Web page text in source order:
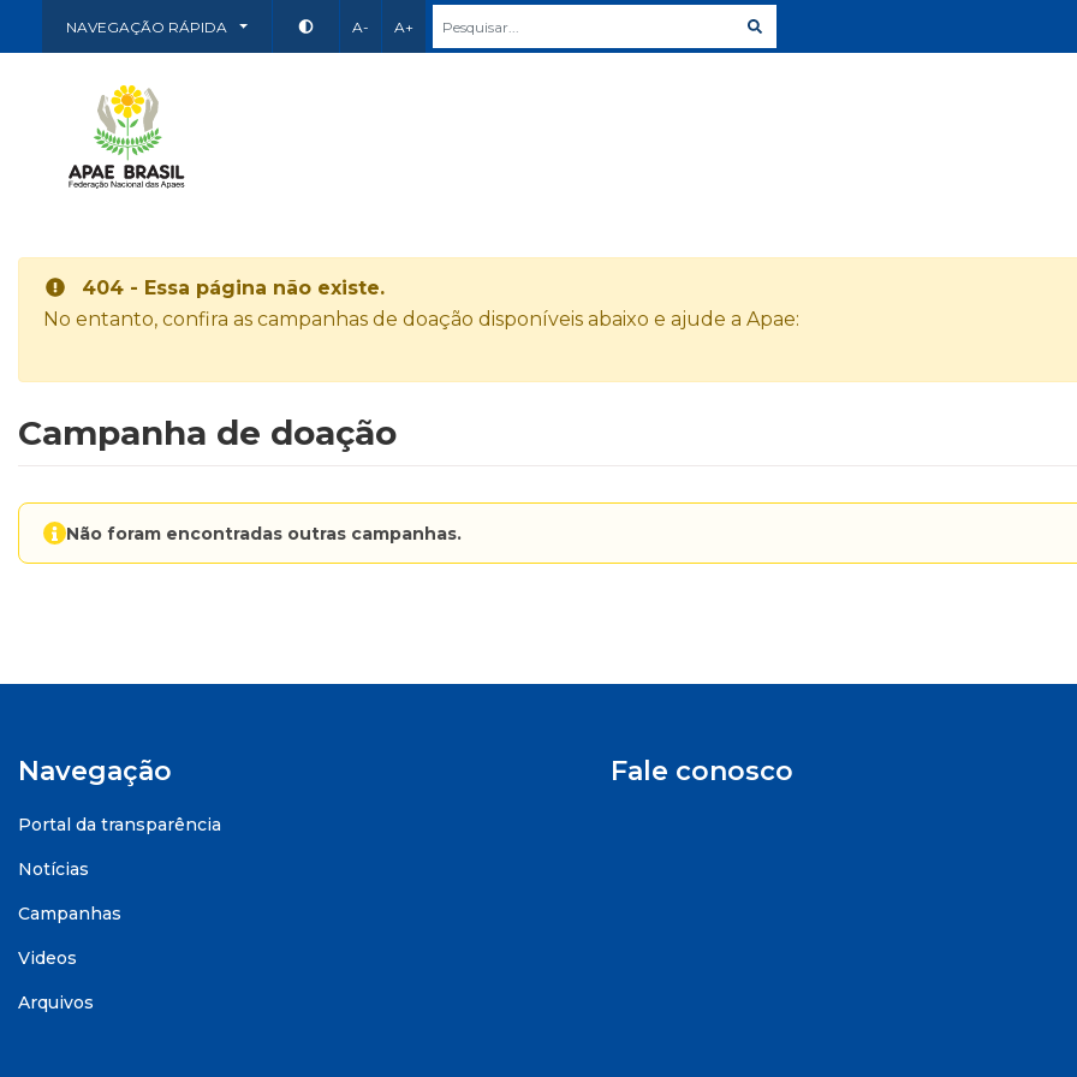
NAVEGAÇÃO RÁPIDA A- A+
404 - Essa página não existe.
No entanto, confira as campanhas de doação disponíveis abaixo e ajude a Apae:
Campanha de doação
Não foram encontradas outras campanhas.
Navegação
Portal da transparência
Notícias
Campanhas
Videos
Arquivos
Fale conosco